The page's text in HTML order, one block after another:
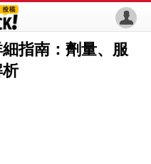
細指南：劑量、服